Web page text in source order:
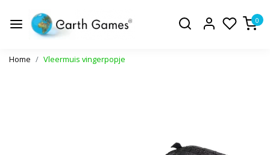
0
Home Vleermuis vingerpopje